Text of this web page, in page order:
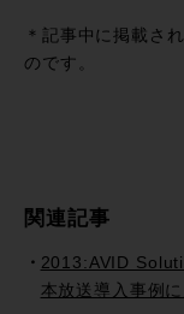
＊記事中に掲載さ
のです。
関連記事
2013:AVID
本放送導入事例